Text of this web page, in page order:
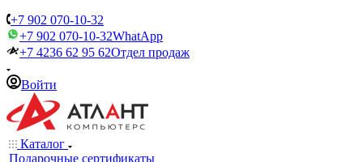
+7 902 070-10-32
+7 902 070-10-32WhatApp
+7 4236 62 95 62Отдел продаж
Войти
Каталог
Подарочные сертификаты